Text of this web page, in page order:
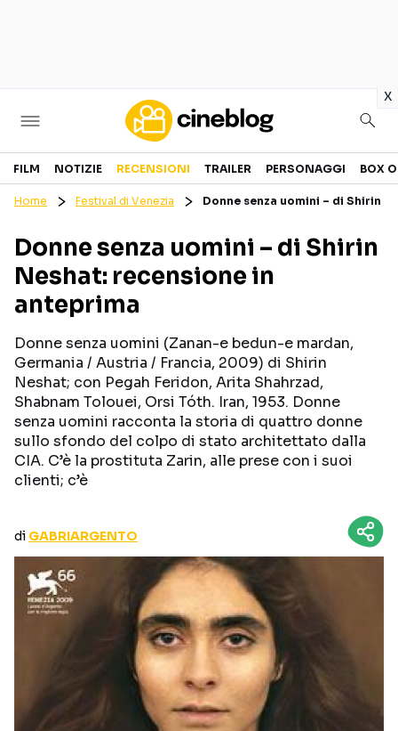
x
Cinema
GENERI
PERSONAGGI
CANALI STREAMING
NOTIZIE
CURIOSITÀ
RECENSIONI
TRAILER
BOX OFFICE
FILM NOTIZIE RECENSIONI TRAILER PERSONAGGI BOX
Home Festival di Venezia Donne senza uomini – di Shirin
Donne senza uomini – di Shirin
Neshat: recensione in
anteprima
Donne senza uomini (Zanan-e bedun-e mardan,
Germania / Austria / Francia, 2009) di Shirin
Neshat; con Pegah Feridon, Arita Shahrzad,
Shabnam Tolouei, Orsi Tóth. Iran, 1953. Donne
senza uomini racconta la storia di quattro donne
sullo sfondo del colpo di stato architettato dalla
CIA. C’è la prostituta Zarin, alle prese con i suoi
clienti; c’è
di GABRIARGENTO